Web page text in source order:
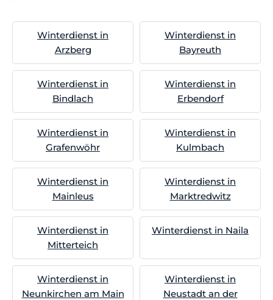
Winterdienst in
Arzberg
Winterdienst in
Bayreuth
Winterdienst in
Bindlach
Winterdienst in
Erbendorf
Winterdienst in
Grafenwöhr
Winterdienst in
Kulmbach
Winterdienst in
Mainleus
Winterdienst in
Marktredwitz
Winterdienst in
Mitterteich
Winterdienst in Naila
Winterdienst in
Neunkirchen am Main
Winterdienst in
Neustadt an der